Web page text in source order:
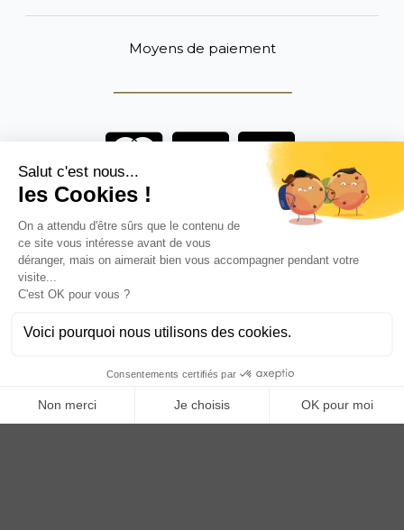
Moyens de paiement
Vous êtes un professionnel ?
Anoq bénéficie du soutien financier de la région Hauts de